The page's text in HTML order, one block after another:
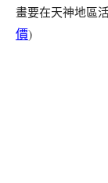
畫要在天神地區
價)